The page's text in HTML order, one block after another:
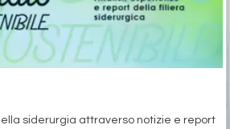
siderurgia attraverso notizie e report